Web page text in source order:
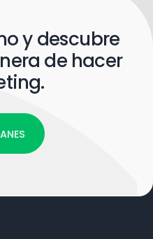
y descubre
de hacer